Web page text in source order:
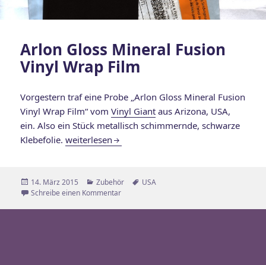
Arlon Gloss Mineral Fusion
Vinyl Wrap Film
Vorgestern traf eine Probe „Arlon Gloss Mineral Fusion
Vinyl Wrap Film“ vomVinyl Giant aus Arizona, USA,
ein. Also ein Stück metallisch schimmernde, schwarze
Klebefolie.Arlon Gloss Mineral Fusion Vinyl Wrap Film
weiterlesen
Veröffentlicht
am
14. März 2015 Kategorien
Zubehör Schlagwörter
USA
Schreibe einen Kommentarzu Arlon Gloss Mineral Fusion Vinyl Wrap